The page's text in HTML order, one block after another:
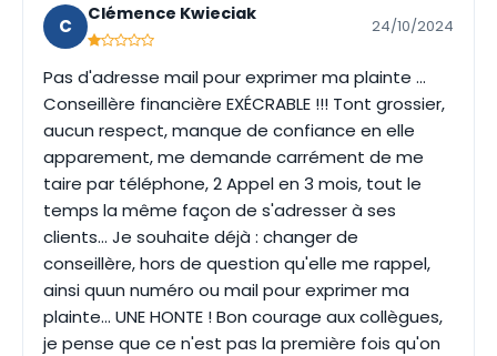
C
Clémence Kwieciak
24/10/2024
Pas d'adresse mail pour exprimer ma plainte ...
Conseillère financière EXÉCRABLE !!! Tont grossier,
aucun respect, manque de confiance en elle
apparement, me demande carrément de me
taire par téléphone, 2 Appel en 3 mois, tout le
temps la même façon de s'adresser à ses
clients... Je souhaite déjà : changer de
conseillère, hors de question qu'elle me rappel,
ainsi quun numéro ou mail pour exprimer ma
plainte... UNE HONTE ! Bon courage aux collègues,
je pense que ce n'est pas la première fois qu'on